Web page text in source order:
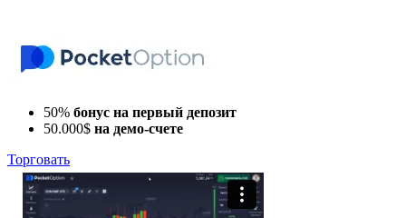
50% бонус на первый депозит
50.000$ на демо-счете
Торговать